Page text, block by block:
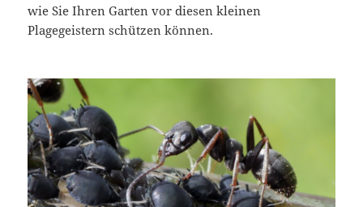
wie Sie Ihren Garten vor diesen kleinen
Plagegeistern schützen können.